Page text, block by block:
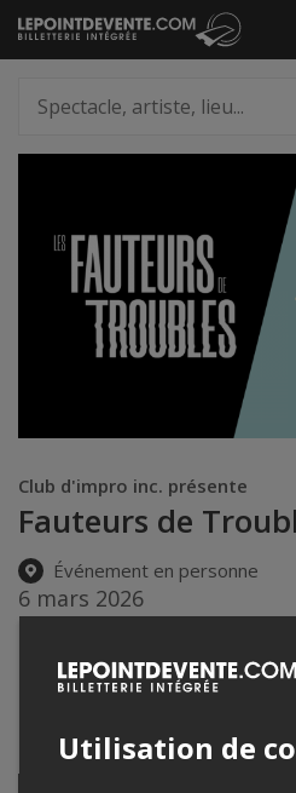
Passer
au
artiste,
lieu...
Club d'impro inc. présente
Fauteurs de
Événement en personne
6 mars 2026
19h00 – 23h00 / Entrée: 18h30
Improdôme
151 Saint-François Est,Québec
Partagez cet événement
Utilisation de